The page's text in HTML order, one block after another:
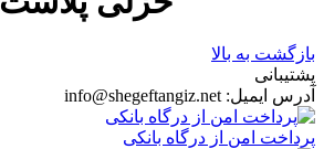
بازگشت به بالا
پشتیبانی
آدرس ایمیل: info@shegeftangiz.net
پرداخت امن از درگاه بانکی